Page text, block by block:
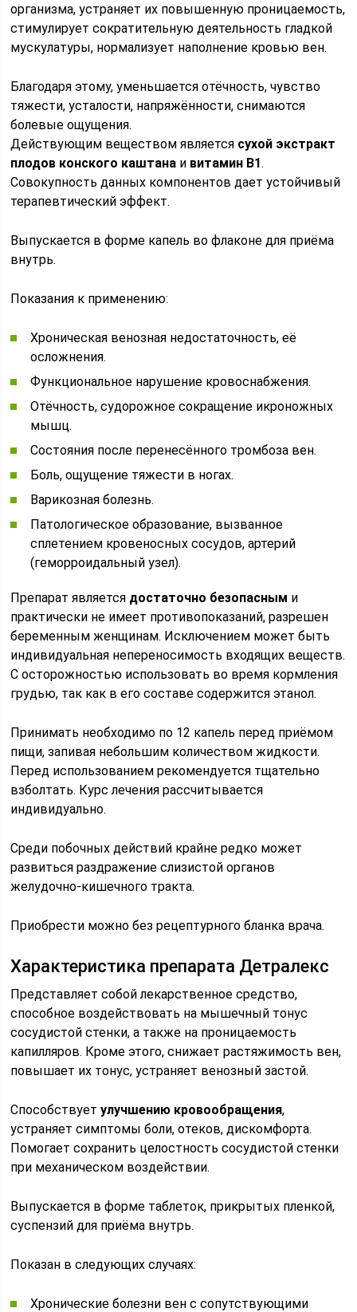
организма, устраняет их повышенную проницаемость,
стимулирует сократительную деятельность гладкой
мускулатуры, нормализует наполнение кровью вен.
Благодаря этому, уменьшается отёчность, чувство
тяжести, усталости, напряжённости, снимаются
болевые ощущения.
Действующим веществом является сухой экстракт
плодов конского каштана и витамин В1.
Совокупность данных компонентов дает устойчивый
терапевтический эффект.
Выпускается в форме капель во флаконе для приёма
внутрь.
Показания к применению:
Хроническая венозная недостаточность, её
осложнения.
Функциональное нарушение кровоснабжения.
Отёчность, судорожное сокращение икроножных
мышц.
Состояния после перенесённого тромбоза вен.
Боль, ощущение тяжести в ногах.
Варикозная болезнь.
Патологическое образование, вызванное
сплетением кровеносных сосудов, артерий
(геморроидальный узел).
Препарат является достаточно безопасным и
практически не имеет противопоказаний, разрешен
беременным женщинам. Исключением может быть
индивидуальная непереносимость входящих веществ.
С осторожностью использовать во время кормления
грудью, так как в его составе содержится этанол.
Принимать необходимо по 12 капель перед приёмом
пищи, запивая небольшим количеством жидкости.
Перед использованием рекомендуется тщательно
взболтать. Курс лечения рассчитывается
индивидуально.
Среди побочных действий крайне редко может
развиться раздражение слизистой органов
желудочно-кишечного тракта.
Приобрести можно без рецептурного бланка врача.
Характеристика препарата Детралекс
Представляет собой лекарственное средство,
способное воздействовать на мышечный тонус
сосудистой стенки, а также на проницаемость
капилляров. Кроме этого, снижает растяжимость вен,
повышает их тонус, устраняет венозный застой.
Способствуетулучшению кровообращения,
устраняет симптомы боли, отеков, дискомфорта.
Помогает сохранить целостность сосудистой стенки
при механическом воздействии.
Выпускается в форме таблеток, прикрытых пленкой,
суспензий для приёма внутрь.
Показан в следующих случаях:
Хронические болезни вен с сопутствующими